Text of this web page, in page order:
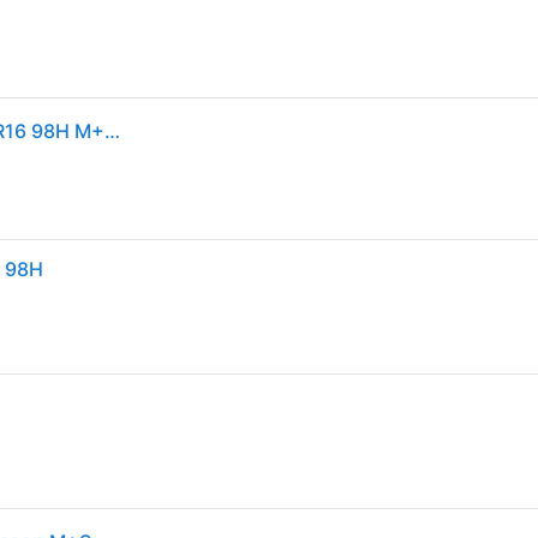
1x Nexen Nblue 4 season Ganzjahresreifen 215/65 R16 98H M+S 3PMSF Allwetterreifen Reifen
98H